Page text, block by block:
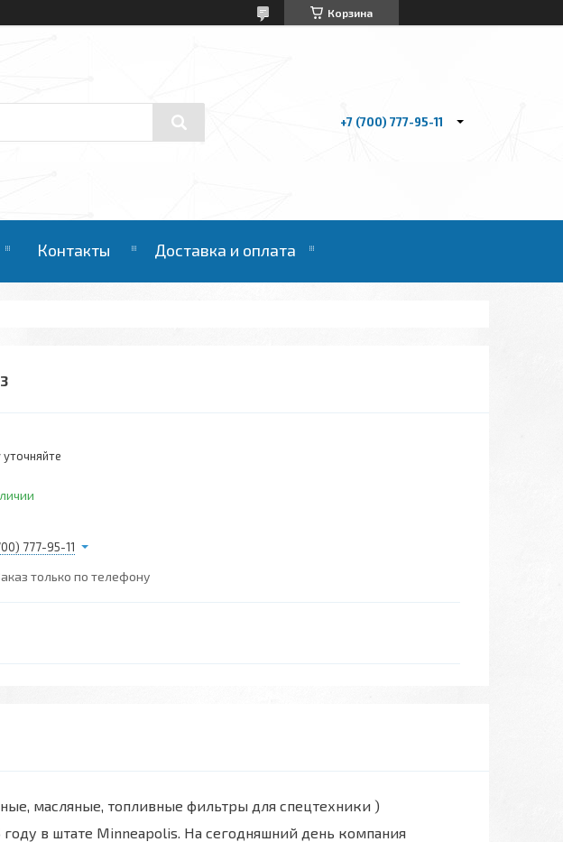
Корзина
+7 (700) 777-95-11
Контакты Доставка и оплата
уточняйте
777-95-11
только по телефону
масляные, топливные фильтры для спецтехники )
году в штате Minneapolis. На сегодняшний день компания